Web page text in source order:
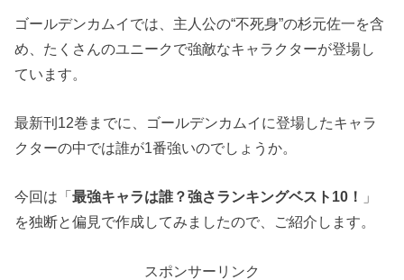
ゴールデンカムイでは、主人公の“不死身”の杉元佐一を含
め、たくさんのユニークで強敵なキャラクターが登場し
ています。
最新刊12巻までに、ゴールデンカムイに登場したキャラ
クターの中では誰が1番強いのでしょうか。
今回は「最強キャラは誰？強さランキングベスト10！
」
を独断と偏見で作成してみましたので、ご紹介します。
スポンサーリンク